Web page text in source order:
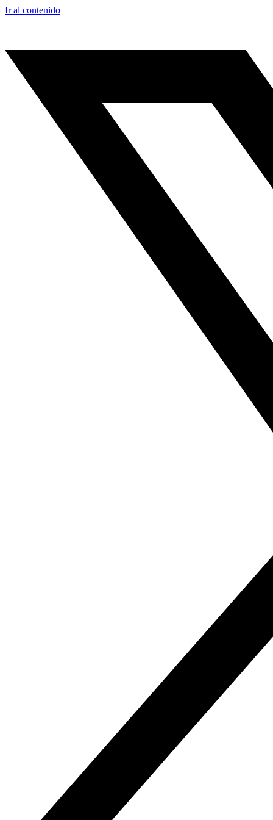
Ir al contenido